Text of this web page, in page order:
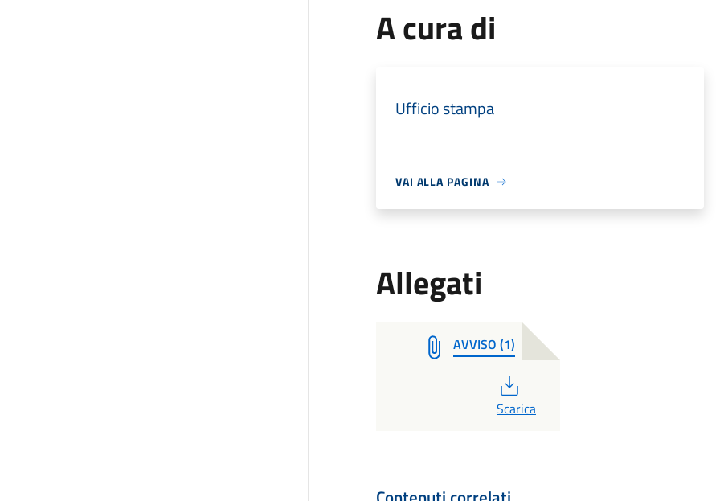
A cura di
Ufficio stampa
VAI ALLA PAGINA
Allegati
AVVISO (1)
PDF
Scarica